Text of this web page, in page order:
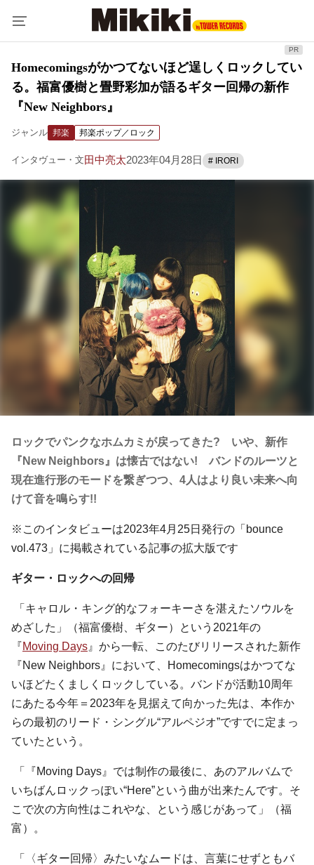
Homecomingsがかつてないほど逞しくロックしてい
る。福富優樹と畳野彩加が語るギター回帰の新作
『New Neighbors』
ジャンル 邦楽 邦楽ポップ／ロック
インタヴュー・文田中亮太2023年04月28日 # IRORI
ロックでパンクなホムカミが戻ってきた? いや、新作
『New Neighbors』は懐古ではない! バンドのルーツと
現在進行形のモードを繋ぎつつ、4人はより良い未来へ向
けて音を鳴らす!!
※このインタビューは2023年4月25日発行の「bounce
vol.473」に掲載されている記事の拡大版です
ギター・ロックへの回帰
「キャロル・キング的なフォーキーさを湛えたソウルを
めざした」（福富優樹、ギター）という2021年の
『Moving Days 』から一転、このたびリリースされた新作
『New Neighbors』において、Homecomingsはかつてな
いほどたくましくロックしている。バンドが活動10周年
にあたる今年＝2023年を見据えて向かった先は、本作か
らの最初のリード・シングル“アルペジオ”ですでに定まっ
ていたという。
「『Moving Days』では制作の最後に、あのアルバムで
いちばんロックっぽい“Here”という曲が出来たんです。そ
こで次の方向性はこれやな、という感じがあって」（福
富）。
「〈ギター回帰〉みたいなムードは、言葉にせずともバ